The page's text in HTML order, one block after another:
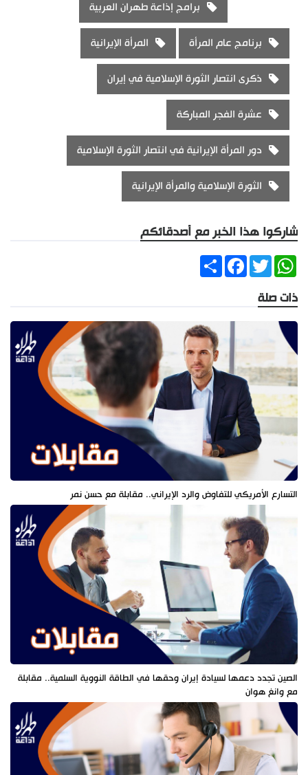
برامج إذاعة طهران العربية
برنامج عام المرأة المرأة الإيرانية
ذكرى انتصار الثورة الإسلامية في إيران
عشرة الفجر المباركة
دور المرأة الإيرانية في انتصار الثورة الإسلامية
الثورة الإسلامية والمرأة الإيرانية
شاركوا هذا الخبر مع أصدقائكم
ShareFacebookTwitter
WhatsApp
ذات صلة
التسارع الأمريكي للتفاوض والرد الإيراني.. مقابلة مع حسن نمر
الصين تجدد دعمها لسيادة إيران وحقها في الطاقة النووية السلمية.. مقابلة
مع وانغ هوان